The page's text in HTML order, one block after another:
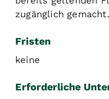
zugänglich gemacht.
Fristen
keine
Erforderliche